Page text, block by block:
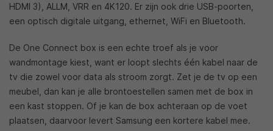
HDMI 3), ALLM, VRR en 4K120. Er zijn ook drie USB-poorten,
een optisch digitale uitgang, ethernet, WiFi en Bluetooth.
De One Connect box is een echte troef als je voor
wandmontage kiest, want er loopt slechts één kabel naar de
tv die zowel voor data als stroom zorgt. Zet je de tv op een
meubel, dan kan je alle brontoestellen samen met de box in
een kast stoppen. Of je kan de box achteraan op de voet
plaatsen, daarvoor levert Samsung een kortere kabel mee.